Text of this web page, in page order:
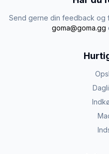
Send gerne din feedback og
goma@goma.gg